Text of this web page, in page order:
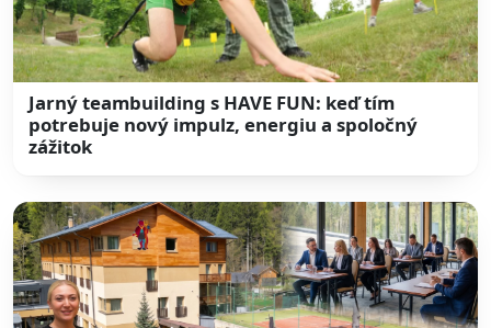
Jarný teambuilding s HAVE FUN: keď tím
potrebuje nový impulz, energiu a spoločný
zážitok